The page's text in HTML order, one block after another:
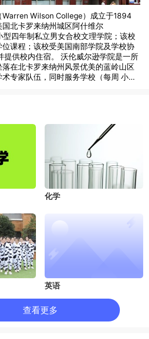
Wilson College）成立于1894
北卡罗来纳州城区阿什维尔
型四年制私立男女合校文理学院；该校
课程；该校受美国南部学院及学校协
提供校内住宿。 沃伦威尔逊学院是一所
在北卡罗来纳州风景优美的蓝岭山区
专家队伍，同时服务学校（每周 小
科学士及美术硕士学位。
妇女研究、全球研究、历史和政治学的
平与正义研究、哲学、体育、娱乐、物
预林业双学位课程、预法学研究、预医
究、预兽医学、心理学、宗教研究、社
作、硕士美术创造等。其中重点专业设
、生物学、化学、英语、环境研究、数
自然科学、预法研究、预医学研究、国
备、预兽医医药研究等。
化学
英语
查看更多